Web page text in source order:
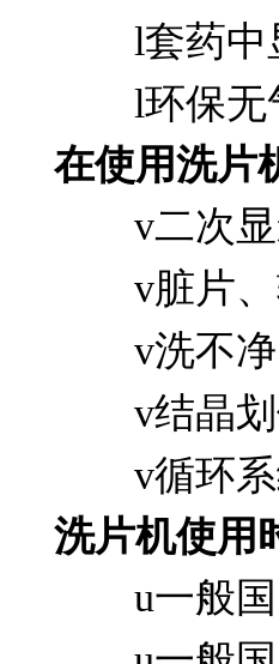
l套药中
l环保无
在使用洗片
v二次
v脏片
v洗不
v结晶
v循环
洗片机使用
u一般